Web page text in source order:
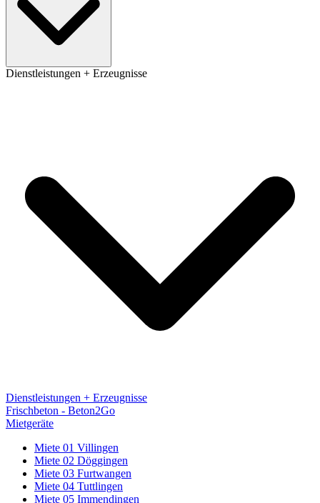
Dienstleistungen + Erzeugnisse
Dienstleistungen + Erzeugnisse
Frischbeton - Beton2Go
Mietgeräte
Miete 01 Villingen
Miete 02 Döggingen
Miete 03 Furtwangen
Miete 04 Tuttlingen
Miete 05 Immendingen